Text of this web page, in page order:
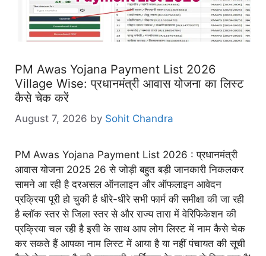
PM Awas Yojana Payment List 2026
Village Wise: प्रधानमंत्री आवास योजना का लिस्ट
कैसे चेक करें
August 7, 2026 by Sohit Chandra
PM Awas Yojana Payment List 2026 : प्रधानमंत्री
आवास योजना 2025 26 से जोड़ी बहुत बड़ी जानकारी निकलकर
सामने आ रही है दरअसल ऑनलाइन और ऑफलाइन आवेदन
प्रक्रिया पूरी हो चुकी है धीरे-धीरे सभी फार्म की समीक्षा की जा रही
है ब्लॉक स्तर से जिला स्तर से और राज्य तारा में वेरिफिकेशन की
प्रक्रिया चल रही है इसी के साथ आप लोग लिस्ट में नाम कैसे चेक
कर सकते हैं आपका नाम लिस्ट में आया है या नहीं पंचायत की सूची